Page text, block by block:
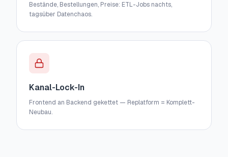
Bestände, Bestellungen, Preise: ETL-Jobs nachts,
tagsüber Datenchaos.
Kanal-Lock-In
Frontend an Backend gekettet — Replatform = Komplett-
Neubau.